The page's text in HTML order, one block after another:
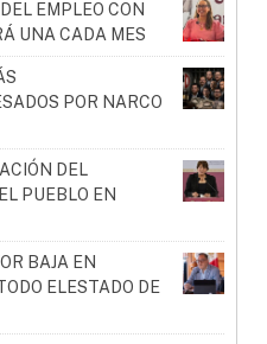
EMPLEO CON
UNA CADA MES
POR NARCO
DEL
PUEBLO EN
BAJA EN
ELESTADO DE